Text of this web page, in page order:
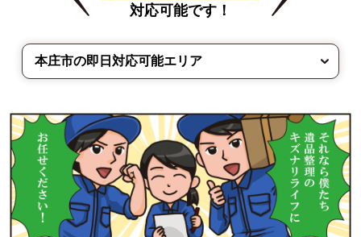
対応可能です！
本庄市の即日対応可能エリア